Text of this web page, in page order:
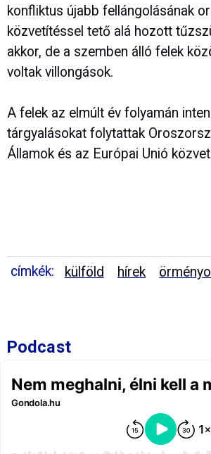
konfliktus újabb fellángolásának
közvetítéssel tető alá hozott
akkor, de a szemben álló felek
voltak villongások.
A felek az elmúlt év folyamán
tárgyalásokat folytattak
Államok és az Európai Unió
címkék: külföld hírek
Podcast